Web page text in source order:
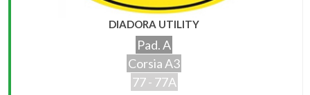
DIADORA UTILITY
Pad. A
Corsia A3
77 - 77A